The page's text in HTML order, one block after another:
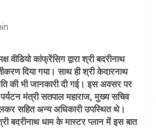
वीडियो कांफ्रेंसिग द्वारा श्री बदरीनाथ
दिया गया। साथ ही श्री केदारनाथ
की भी जानकारी दी गई। इस अवसर पर
मंत्री सतपाल महाराज, मुख्य सचिव
सहित अन्य अधिकारी उपस्थित थे।
बदरीनाथ धाम के मास्टर प्लान में इस बात